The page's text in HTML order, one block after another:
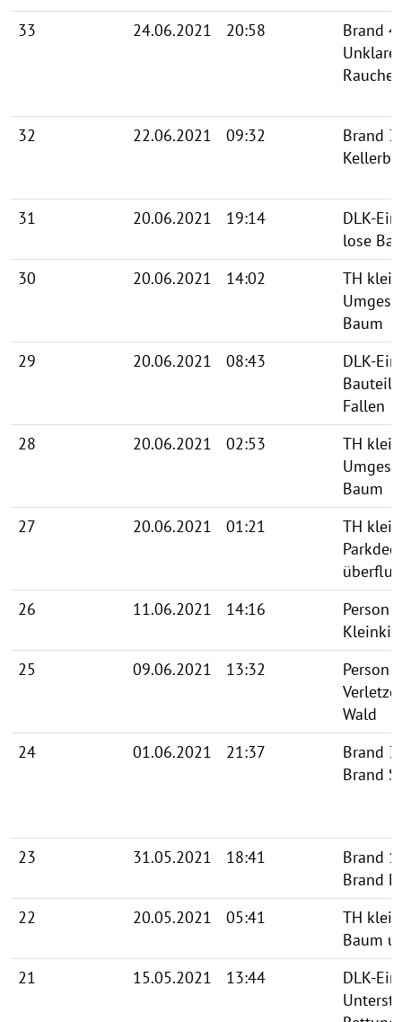
33
24.06.2021 20:58
Brand 4
Unklare
32 22.06.2021 09:32
Brand 3
31 20.06.2021 19:14
DLK-
lose
30
20.06.2021 14:02
TH klein
Baum
29
20.06.2021 08:43
DLK-
Bauteil
Fallen
28
20.06.2021 02:53
TH klein
Baum
27
20.06.2021 01:21
TH klein
26
11.06.2021 14:16
Person
25
09.06.2021 13:32
Person
Wald
24
01.06.2021 21:37
Brand 3
Brand
23 31.05.2021 18:41
Brand 1
Brand
22
20.05.2021 05:41
TH klein
Baum
21
15.05.2021 13:44
DLK-